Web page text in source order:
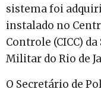
sistema foi
instalado no
Controle (CICC)
Militar do Rio de
O Secretário de